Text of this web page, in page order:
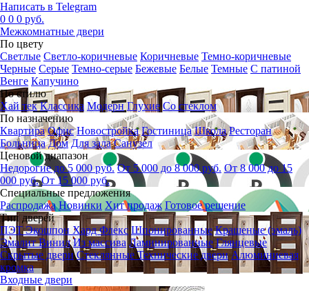
Написать в Telegram
0 0 0 руб.
Межкомнатные двери
По цвету
Светлые Светло-коричневые Коричневые Темно-коричневые
Черные Серые Темно-серые Бежевые Белые Темные С патиной
Венге Капучино
По стилю
Хай тек Классика Модерн Глухие Со стеклом
По назначению
Квартира Офис Новостройка Гостиница Школа Ресторан
Больница Дом Для зала Санузел
Ценовой диапазон
Недорогие до 5 000 руб. От 5 000 до 8 000 руб. От 8 000 до 15
000 руб. От 15 000 руб.
Специальные предложения
Распродажа Новинки Хит продаж Готовое решение
Тип дверей
ПЭТЭкошпон Хард Флекс Шпонированные Крашеные (эмаль)
ЭмалитВинил Из массива Ламинированные Глянцевые
Скрытые двери СтеклянныеТехнические двери Алюминиевая
кромка
Входные двери